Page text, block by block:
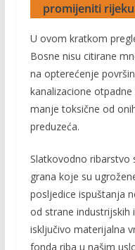
promijeniti rijeku
U ovom kratkom
Bosne nisu citirane
na opterećenje
kanalizacione
manje toksične od
preduzeća.
Slatkovodno ribarstvo
grana koje su
posljedice ispuštanja
od strane industrijskih
isključivo materijalna
fonda riba u našim